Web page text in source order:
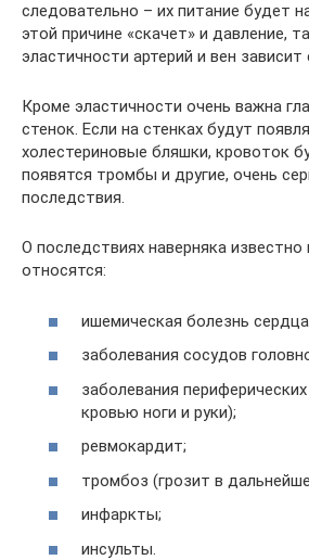
следовательно – их питание будет
этой причине «скачет» и давление,
эластичности артерий и вен зависит
Кроме эластичности очень важна
стенок. Если на стенках будут
холестериновые бляшки, кровоток
появятся тромбы и другие, очень
последствия.
О последствиях наверняка
относятся:
ишемическая болезнь
заболевания сосудов
заболевания
кровью ноги и руки);
ревмокардит;
тромбоз (грозит в
инфаркты;
инсульты.